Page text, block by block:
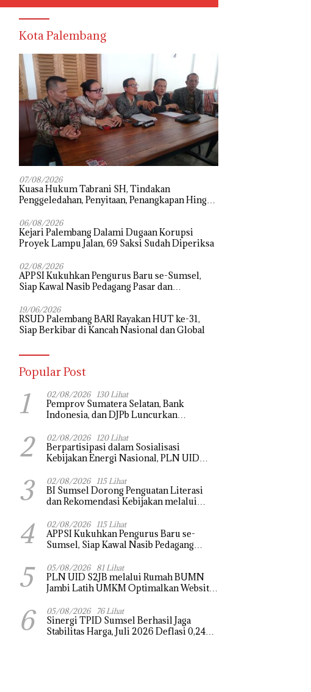
Kota Palembang
07/08/2026
‎Kuasa Hukum Tabrani SH, Tindakan
Penggeledahan, Penyitaan, Penangkapan Hingga
Diuji Melalui Mekanisme Praperadilan
06/08/2026
Kejari Palembang Dalami Dugaan Korupsi
Proyek Lampu Jalan, 69 Saksi Sudah Diperiksa
02/08/2026
APPSI Kukuhkan Pengurus Baru se-Sumsel,
Siap Kawal Nasib Pedagang Pasar dan
19/06/2026
RSUD Palembang BARI Rayakan HUT ke-31,
Siap Berkibar di Kancah Nasional dan Global
Popular Post
1 02/08/2026 130 Lihat
Pemprov Sumatera Selatan, Bank
Indonesia, dan DJPb Luncurkan
untuk Perkuat Ketahanan Pangan dan
Pengendalian Inflasi
2 02/08/2026 120 Lihat
Berpartisipasi dalam Sosialisasi
Kebijakan Energi Nasional, PLN UID
Listrik
3 02/08/2026 115 Lihat
BI Sumsel Dorong Penguatan Literasi
dan Rekomendasi Kebijakan melalui
Essay 3rd Sriwijaya Economic Forum
2026
4 02/08/2026 115 Lihat
APPSI Kukuhkan Pengurus Baru se-
Sumsel, Siap Kawal Nasib Pedagang
Tradisional
5 05/08/2026 81 Lihat
PLN UID S2JB melalui Rumah BUMN
Jambi Latih UMKM Optimalkan Website
6 05/08/2026 76 Lihat
Sinergi TPID Sumsel Berhasil Jaga
Stabilitas Harga, Juli 2026 Deflasi 0,24